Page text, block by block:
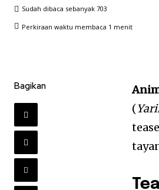
Sudah dibaca sebanyak 703
Perkiraan waktu membaca 1 menit
Bagikan
(